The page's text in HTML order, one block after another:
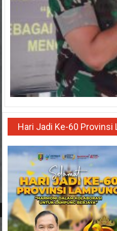
Hari Jadi Ke-60 Provinsi